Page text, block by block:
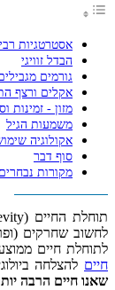
אסטרטגיות
הבדל זוויגי
גורמים
אקלים ורצף
מזון - זמינות
משמעות הגיל
אקולוגיה
סוף דבר
מקורות
לחשוב שחרקים
לתוחלת חיים
חיים להצלחה
שאנו חיים הרבה